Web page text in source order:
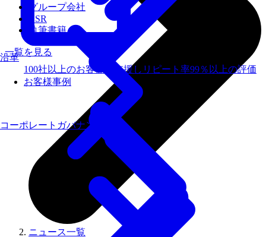
グループ会社
CSR
執筆書籍
一覧を見る
沿革
100社以上のお客様を支援しリピート率99％以上の評価
お客様事例
コーポレートガバナンス
ニュース一覧